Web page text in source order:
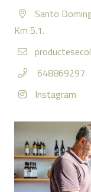
Santo
Km 5.1.
648869297
Instagram